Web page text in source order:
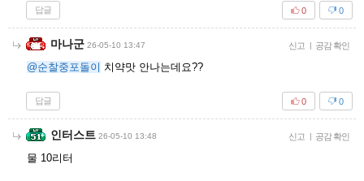
답글 0
0
마나군 26-05-10 13:47 신고 | 공감 확인
@순찰중포돌이 치약맛 안나는데요??
답글 0
0
인터스트 26-05-10 13:48 신고 | 공감 확인
물 10리터